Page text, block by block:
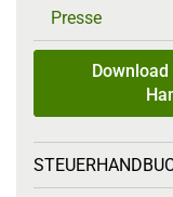
Presse